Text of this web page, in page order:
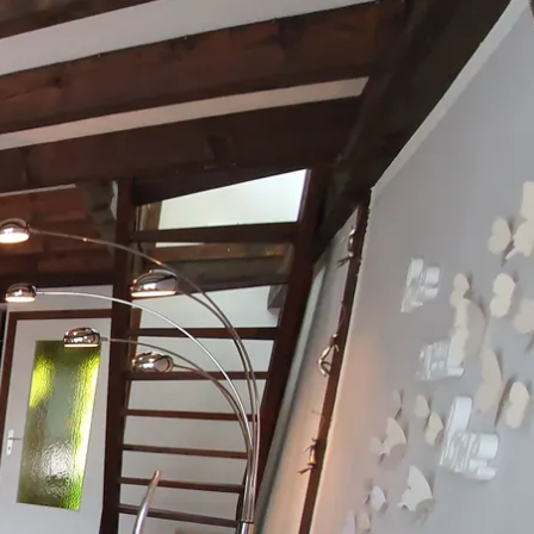
B2B Portal